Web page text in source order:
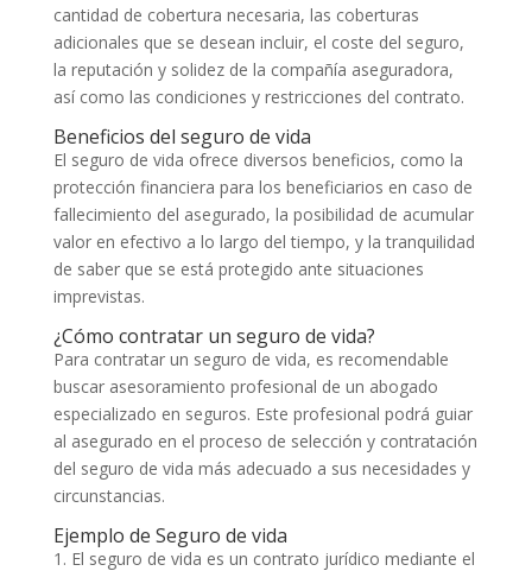
cantidad de cobertura necesaria, las coberturas
adicionales que se desean incluir, el coste del seguro,
la reputación y solidez de la compañía aseguradora,
así como las condiciones y restricciones del contrato.
Beneficios del seguro de vida
El seguro de vida ofrece diversos beneficios, como la
protección financiera para los beneficiarios en caso de
fallecimiento del asegurado, la posibilidad de acumular
valor en efectivo a lo largo del tiempo, y la tranquilidad
de saber que se está protegido ante situaciones
imprevistas.
¿Cómo contratar un seguro de vida?
Para contratar un seguro de vida, es recomendable
buscar asesoramiento profesional de un abogado
especializado en seguros. Este profesional podrá guiar
al asegurado en el proceso de selección y contratación
del seguro de vida más adecuado a sus necesidades y
circunstancias.
Ejemplo de Seguro de vida
1. El seguro de vida es un contrato jurídico mediante el